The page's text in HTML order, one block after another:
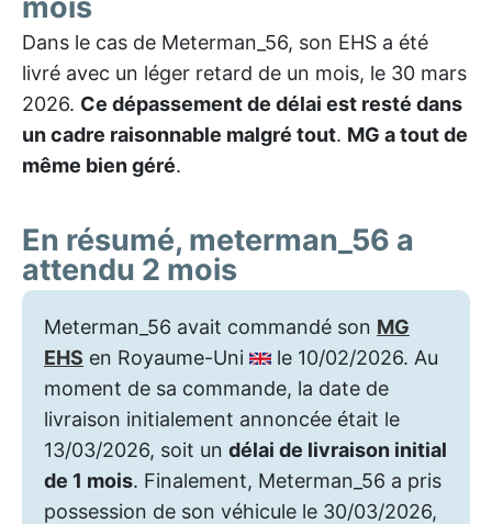
Dans le cas de Meterman_56, son EHS a été
livré avec un léger retard de un mois, le 30 mars
2026. Ce dépassement de délai est resté dans
un cadre raisonnable malgré tout. MG a tout de
même bien géré.
En résumé, meterman_56 a
attendu 2 mois
Meterman_56 avait commandé son MG
EHS en Royaume-Uni
le 10/02/2026. Au
moment de sa commande, la date de
livraison initialement annoncée était le
13/03/2026, soit un délai de livraison initial
de 1 mois. Finalement, Meterman_56 a pris
possession de son véhicule le 30/03/2026,